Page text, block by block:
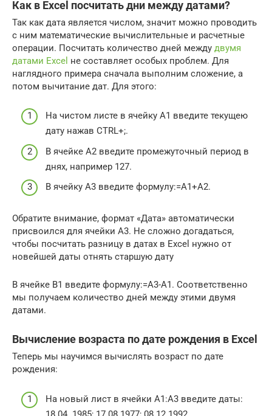
Как в Excel посчитать дни между датами?
Так как дата является числом, значит можно проводить
с ним математические вычислительные и расчетные
операции. Посчитать количество дней между двумя
датами Excel не составляет особых проблем. Для
наглядного примера сначала выполним сложение, а
потом вычитание дат. Для этого:
На чистом листе в ячейку А1 введите текущею
дату нажав CTRL+;.
В ячейке A2 введите промежуточный период в
днях, например 127.
В ячейку A3 введите формулу:=A1+A2.
Обратите внимание, формат «Дата» автоматически
присвоился для ячейки A3. Не сложно догадаться,
чтобы посчитать разницу в датах в Excel нужно от
новейшей даты отнять старшую дату
В ячейке B1 введите формулу:=A3-A1. Соответственно
мы получаем количество дней между этими двумя
датами.
Вычисление возраста по дате рождения в Excel
Теперь мы научимся вычислять возраст по дате
рождения:
На новый лист в ячейки A1:A3 введите даты: